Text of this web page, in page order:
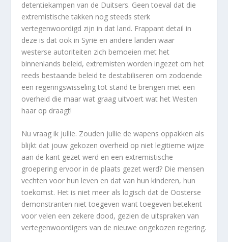
detentiekampen van de Duitsers. Geen toeval dat die
extremistische takken nog steeds sterk
vertegenwoordigd zijn in dat land. Frappant detail in
deze is dat ook in Syrië en andere landen waar
westerse autoriteiten zich bemoeien met het
binnenlands beleid, extremisten worden ingezet om het
reeds bestaande beleid te destabiliseren om zodoende
een regeringswisseling tot stand te brengen met een
overheid die maar wat graag uitvoert wat het Westen
haar op draagt!
Nu vraag ik jullie. Zouden jullie de wapens oppakken als
blijkt dat jouw gekozen overheid op niet legitieme wijze
aan de kant gezet werd en een extremistische
groepering ervoor in de plaats gezet werd? Die mensen
vechten voor hun leven en dat van hun kinderen, hun
toekomst. Het is niet meer als logisch dat de Oosterse
demonstranten niet toegeven want toegeven betekent
voor velen een zekere dood, gezien de uitspraken van
vertegenwoordigers van de nieuwe ongekozen regering.